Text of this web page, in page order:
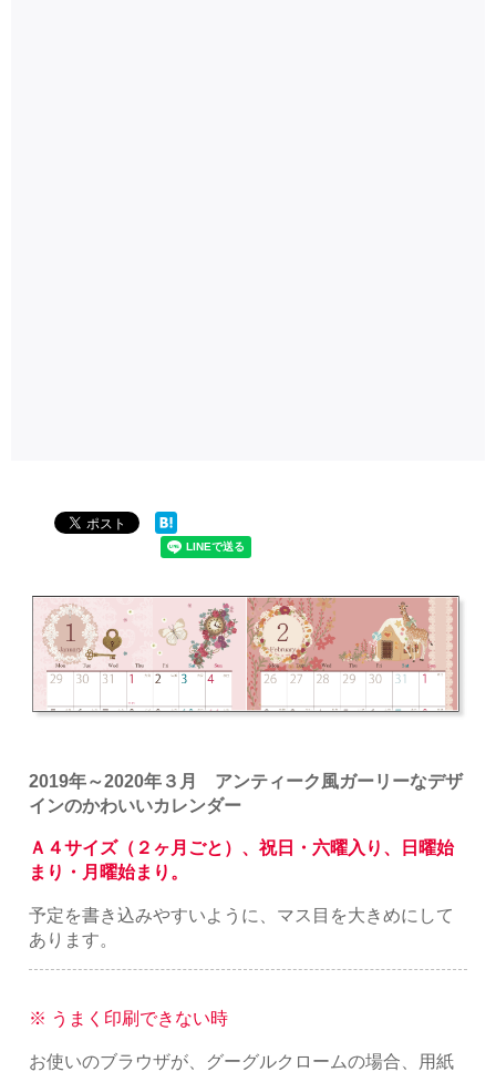
2019年～2020年３月 アンティーク風ガーリーなデザ
インのかわいいカレンダー
Ａ４サイズ（２ヶ月ごと）、祝日・六曜入り、日曜始
まり・月曜始まり。
予定を書き込みやすいように、マス目を大きめにして
あります。
※ うまく印刷できない時
お使いのブラウザが、グーグルクロームの場合、用紙